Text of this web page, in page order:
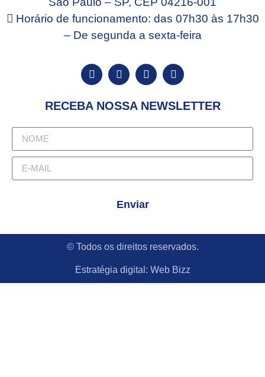
Horário de funcionamento: das 07h30 às 17h30
– De segunda a sexta-feira
RECEBA NOSSA NEWSLETTER
Enviar
© Todos os direitos reservados.
Estratégia digital: Web Bizz